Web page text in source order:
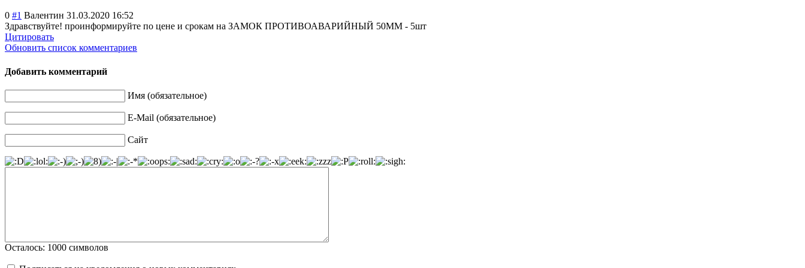
0 #1 Валентин 31.03.2020 16:52
Здравствуйте! проинформируйте по цене и срокам на ЗАМОК ПРОТИВОАВАРИЙНЫЙ 50ММ - 5шт
Цитировать
Обновить список комментариев
Добавить комментарий
Имя (обязательное)
E-Mail (обязательное)
Сайт
Осталось: 1000 символов